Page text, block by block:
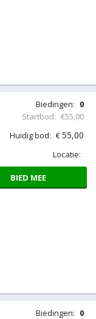
Biedingen: 0
Startbod: €55,00
Huidig bod: €55,00
Locatie:
BIED MEE
Biedingen: 0